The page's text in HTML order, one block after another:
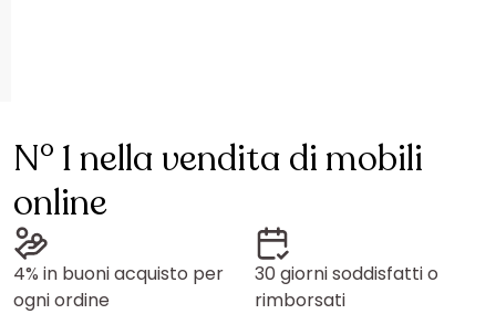
N° 1 nella vendita di mobili
online
4% in buoni acquisto per
ogni ordine
30 giorni soddisfatti o
rimborsati